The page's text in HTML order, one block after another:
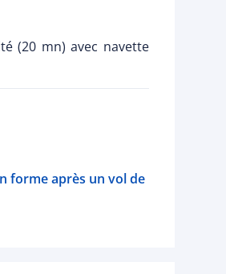
(20 mn) avec navette
forme après un vol de